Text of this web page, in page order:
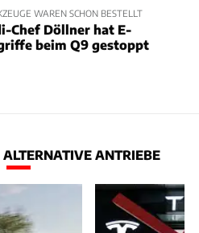
WAREN SCHON BESTELLT
Chef Döllner hat E-
beim Q9 gestoppt
ANTRIEBE